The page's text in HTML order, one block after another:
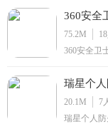
360安全
75.2M 18
360安全卫
瑞星个
20.1M 7
瑞星个人